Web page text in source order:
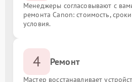
Менеджеры согласовывают с
ремонта Canon: стоимость,
условия.
4 Ремонт
Мастер восстанавливает